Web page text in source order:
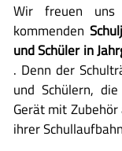
Wir freuen
kommenden
und Schüler in
. Denn der
und Schülern,
Gerät mit Zubehör
ihrer